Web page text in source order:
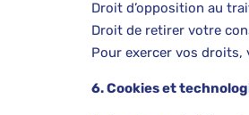
Droit d’opposition au
Droit de retirer votre
Pour exercer vos droits,
6. Cookies et